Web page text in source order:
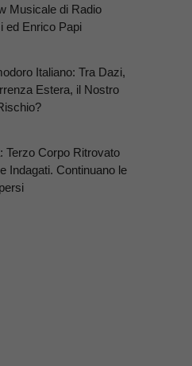
Musicale di Radio
ed Enrico Papi
Italiano: Tra Dazi,
Estera, il Nostro
Terzo Corpo Ritrovato
Indagati. Continuano le